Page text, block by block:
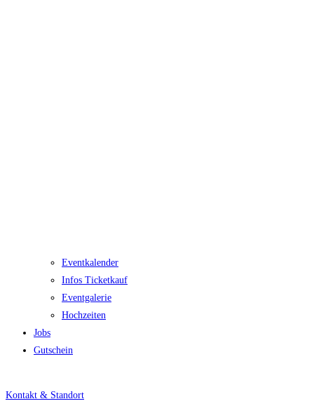
Eventkalender
Infos Ticketkauf
Eventgalerie
Hochzeiten
Jobs
Gutschein
Kontakt & Standort